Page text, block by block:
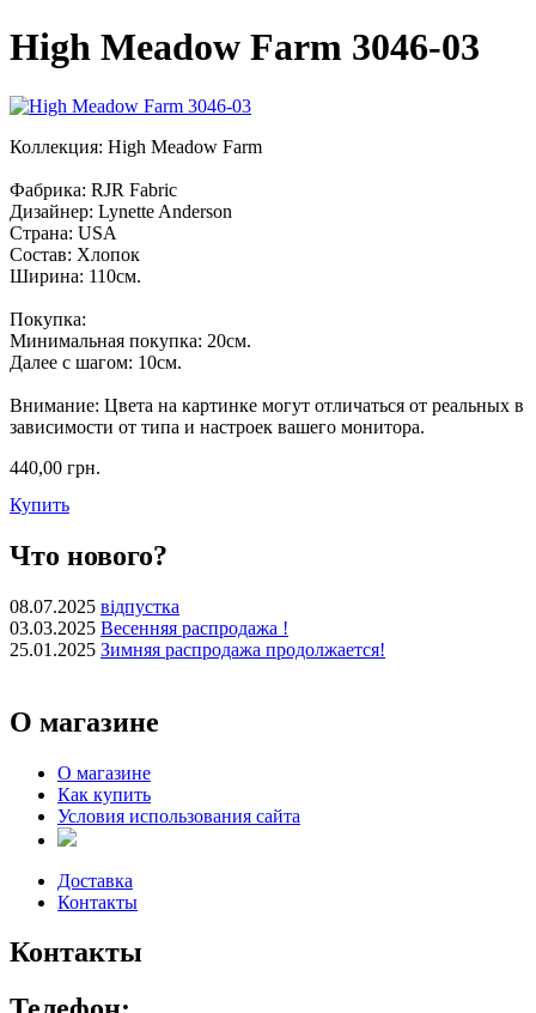
High Meadow Farm 3046-03
Коллекция: High Meadow Farm
Фабрика: RJR Fabric
Дизайнер: Lynette Anderson
Страна: USA
Состав: Хлопок
Ширина: 110см.
Покупка:
Минимальная покупка: 20см.
Далее с шагом: 10см.
Внимание: Цвета на картинке могут отличаться от реальных в
зависимости от типа и настроек вашего монитора.
440,00 грн.
Купить
Что нового?
08.07.2025 відпустка
03.03.2025 Весенняя распродажа !
25.01.2025 Зимняя распродажа продолжается!
О магазине
О магазине
Как купить
Условия использования сайта
Доставка
Контакты
Контакты